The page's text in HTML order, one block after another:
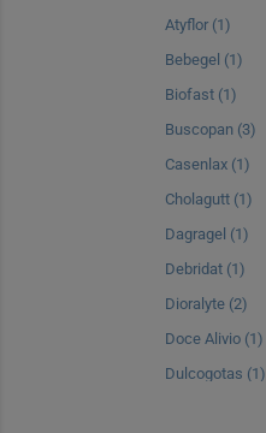
Atyflor (1)
Bebegel (1)
Biofast (1)
Buscopan (3)
Casenlax (1)
Cholagutt (1)
Dagragel (1)
Debridat (1)
Dioralyte (2)
Doce Alivio (1)
Dulcogotas (1)